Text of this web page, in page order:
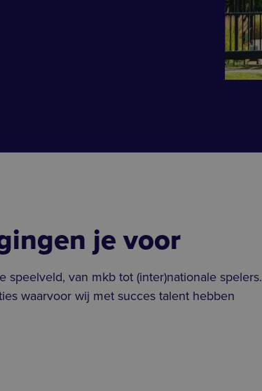
je voor
van mkb tot (inter)nationale spelers.
waarvoor wij met succes talent hebben